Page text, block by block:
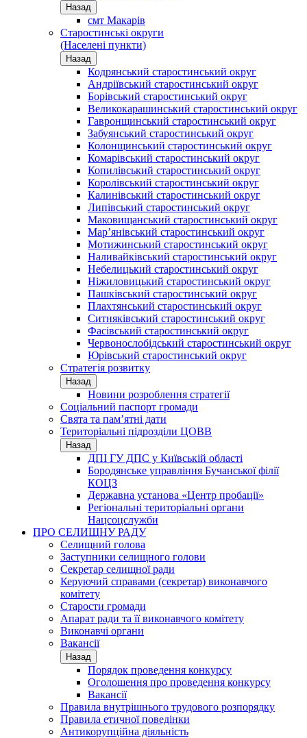
Назад
смт Макарів
Старостинські округи
(Населені пункти)
Назад
Кодрянський старостинський округ
Андріївський старостинський округ
Борівський старостинський округ
Великокарашинський старостинський округ
Гавронщинський старостинський округ
Забуянський старостинський округ
Колонщинський старостинський округ
Комарівський старостинський округ
Копилівський старостинський округ
Королівський старостинський округ
Калинівський старостинський округ
Липівський старостинський округ
Маковищанський старостинський округ
Мар’янівський старостинський округ
Мотижинський старостинський округ
Наливайківський старостинський округ
Небелицький старостинський округ
Ніжиловицький старостинський округ
Пашківський старостинський округ
Плахтянський старостинський округ
Ситняківський старостинський округ
Фасівський старостинський округ
Червонослобідський старостинський округ
Юрівський старостинський округ
Стратегія розвитку
Назад
Новини розроблення стратегії
Соціальний паспорт громади
Свята та пам’ятні дати
Територіальні підрозділи ЦОВВ
Назад
ДПІ ГУ ДПС у Київській області
Бородянське управління Бучанської філії
КОЦЗ
Державна установа «Центр пробації»
Регіональні територіальні органи
Нацсоцслужби
ПРО СЕЛИЩНУ РАДУ
Селищний голова
Заступники селищного голови
Секретар селищної ради
Керуючий справами (секретар) виконавчого
комітету
Старости громади
Апарат ради та її виконавчого комітету
Виконавчі органи
Вакансії
Назад
Порядок проведення конкурсу
Оголошення про проведення конкурсу
Вакансії
Правила внутрішнього трудового розпорядку
Правила етичної поведінки
Антикорупційна діяльність